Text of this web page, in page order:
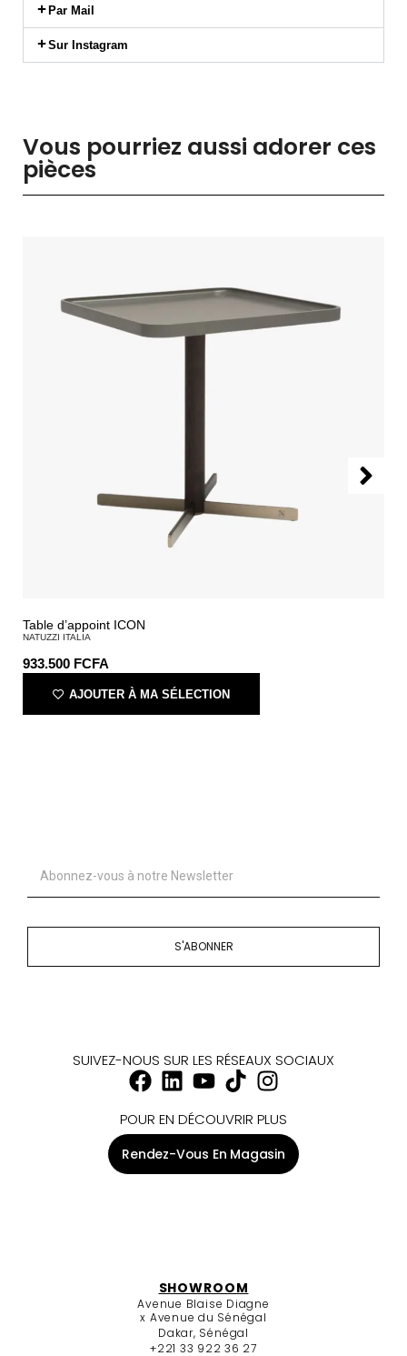
Par Mail
Sur Instagram
Vous pourriez aussi adorer ces
pièces
Table d’appoint ICON
NATUZZI ITALIA
933.500 FCFA
AJOUTER À MA SÉLECTION
S'ABONNER
SUIVEZ-NOUS SUR LES RÉSEAUX SOCIAUX
POUR EN DÉCOUVRIR PLUS
Rendez-Vous En Magasin
SHOWROOM
Avenue Blaise Diagne
x Avenue du Sénégal
Dakar, Sénégal
+221 33 922 36 27